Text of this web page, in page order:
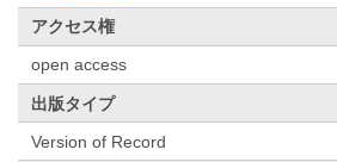
アクセス権
open access
出版タイプ
Version of Record